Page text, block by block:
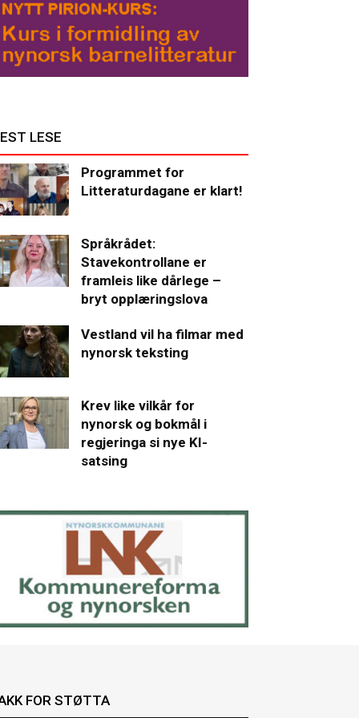
LESE
Programmet for
Litteraturdagane er klart!
Språkrådet:
Stavekontrollane er
framleis like dårlege –
bryt opplæringslova
Vestland vil ha filmar med
nynorsk teksting
Krev like vilkår for
nynorsk og bokmål i
regjeringa si nye KI-
satsing
FOR STØTTA